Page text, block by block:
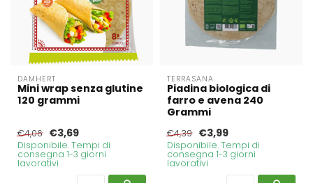
DAMHERT
Mini wrap senza glutine
120 grammi
€4,06 €3,69
Disponibile. Tempi di
consegna 1-3 giorni
lavorativi
TERRASANA
Piadina biologica di
farro e avena 240
Grammi
€4,39 €3,99
Disponibile. Tempi di
consegna 1-3 giorni
lavorativi